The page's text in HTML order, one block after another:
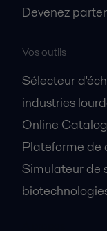
Devenez
Vos outils
Sélecteur
industries
Online
Plateforme de
Simulateur de